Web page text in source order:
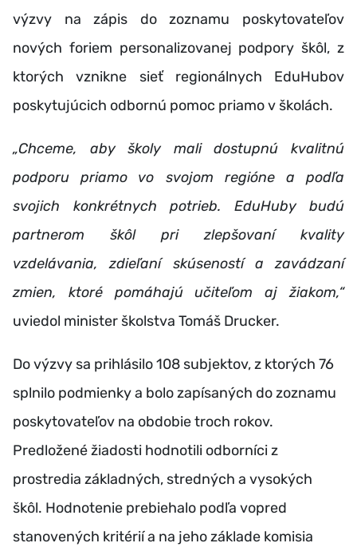
výzvy na zápis do zoznamu poskytovateľov
nových foriem personalizovanej podpory škôl, z
ktorých vznikne sieť regionálnych EduHubov
poskytujúcich odbornú pomoc priamo v školách.
„Chceme, aby školy mali dostupnú kvalitnú
podporu priamo vo svojom regióne a podľa
svojich konkrétnych potrieb. EduHuby budú
partnerom škôl pri zlepšovaní kvality
vzdelávania, zdieľaní skúseností a zavádzaní
zmien, ktoré pomáhajú učiteľom aj žiakom,“
uviedol minister školstva Tomáš Drucker.
Do výzvy sa prihlásilo 108 subjektov, z ktorých 76
splnilo podmienky a bolo zapísaných do zoznamu
poskytovateľov na obdobie troch rokov.
Predložené žiadosti hodnotili odborníci z
prostredia základných, stredných a vysokých
škôl. Hodnotenie prebiehalo podľa vopred
stanovených kritérií a na jeho základe komisia